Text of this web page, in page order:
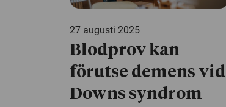
27 augusti 2025
Blodprov kan
förutse demens vid
Downs syndrom